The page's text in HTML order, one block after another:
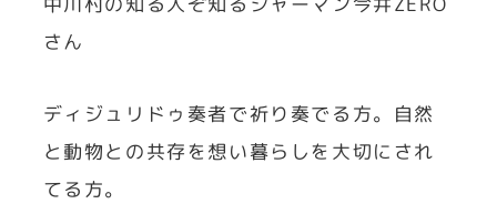
さん
ディジュリドゥ奏者で祈り奏でる方。自然
と動物との共存を想い暮らしを大切にされ
てる方。